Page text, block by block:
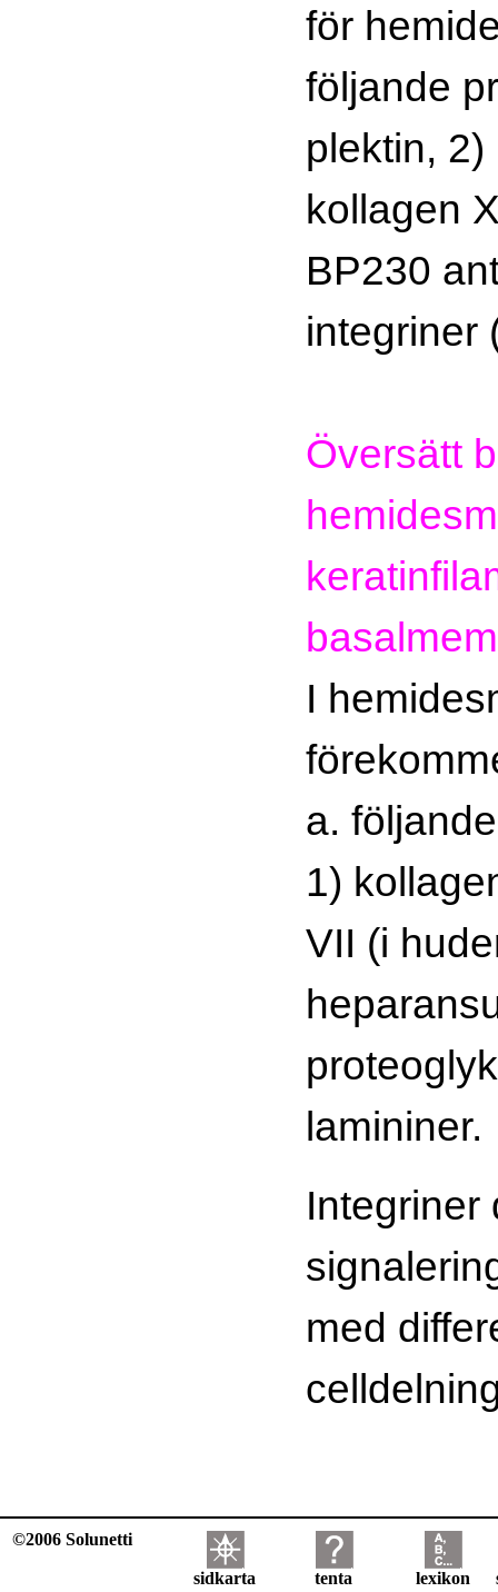
för
följande
plektin,
kollagen
BP230
integriner
Översätt
I
a.
1)
VII (i
lamininer.
Integriner
med
©2006 Solunetti
sidkarta tenta lexikon